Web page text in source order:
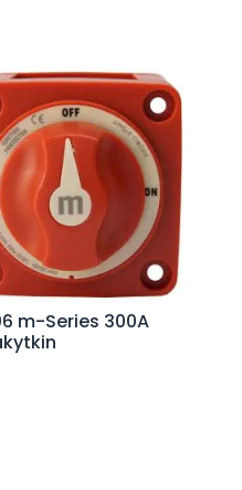
Lisää ostoskoriin
m-Series 300A